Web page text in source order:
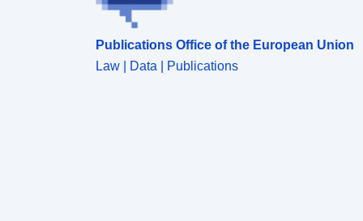
Publications Office of the European Union
Law | Data | Publications